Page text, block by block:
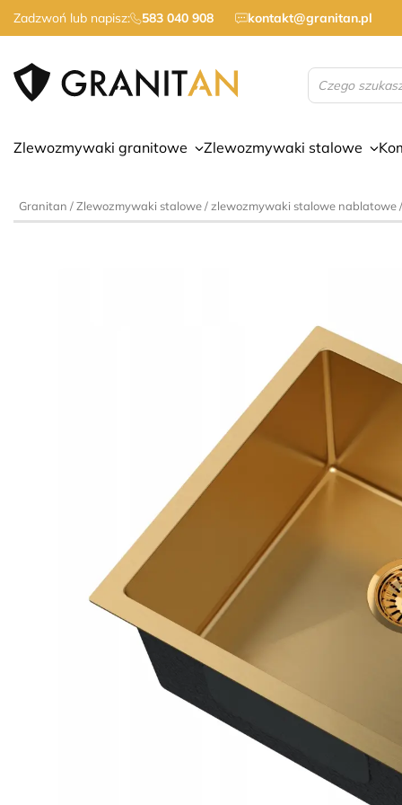
Zadzwoń lub napisz: 583 040 908 kontakt@granitan.pl
Wyszukiwarka
produktów
Zlewozmywaki granitowe Zlewozmywaki stalowe
Granitan /Zlewozmywaki stalowe/ zlewozmywaki stalowe nablatowe